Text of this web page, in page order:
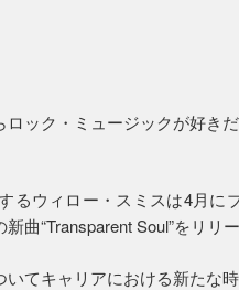
ック・ミュージックが好き
るウィロー・スミスは4月に
曲“Transparent Soul”をリリー
てキャリアにおける新たな